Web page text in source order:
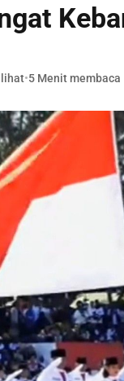
•5 Menit membaca